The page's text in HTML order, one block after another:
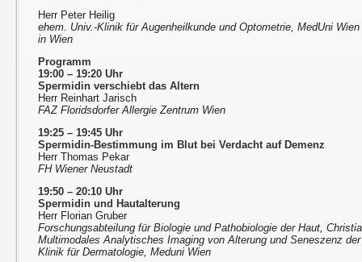
Herr Peter Heilig
ehem. Univ.-Klinik für Augenheilkunde und Optometrie, MedUni
in Wien
Programm
19:00 – 19:20 Uhr
Spermidin verschiebt das Altern
Herr Reinhart Jarisch
FAZ Floridsdorfer Allergie Zentrum Wien
19:25 – 19:45 Uhr
Spermidin-Bestimmung im Blut bei Verdacht auf Demenz
Herr Thomas Pekar
FH Wiener Neustadt
19:50 – 20:10 Uhr
Spermidin und Hautalterung
Herr Florian Gruber
Forschungsabteilung für Biologie und Pathobiologie der Haut,
Multimodales Analytisches Imaging von Alterung und Seneszenz
Klinik für Dermatologie, Meduni Wien